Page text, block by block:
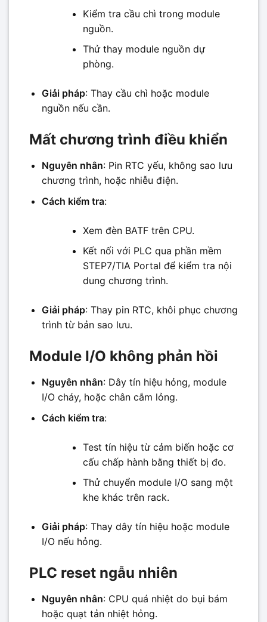
Kiểm tra cầu chì trong module
nguồn.
Thử thay module nguồn dự
phòng.
Giải pháp: Thay cầu chì hoặc module
nguồn nếu cần.
Mất chương trình điều khiển
Nguyên nhân: Pin RTC yếu, không sao lưu
chương trình, hoặc nhiễu điện.
Cách kiểm tra:
Xem đèn BATF trên CPU.
Kết nối với PLC qua phần mềm
STEP7/TIA Portal để kiểm tra nội
dung chương trình.
Giải pháp: Thay pin RTC, khôi phục chương
trình từ bản sao lưu.
Module I/O không phản hồi
Nguyên nhân: Dây tín hiệu hỏng, module
I/O cháy, hoặc chân cắm lỏng.
Cách kiểm tra:
Test tín hiệu từ cảm biến hoặc cơ
cấu chấp hành bằng thiết bị đo.
Thử chuyển module I/O sang một
khe khác trên rack.
Giải pháp: Thay dây tín hiệu hoặc module
I/O nếu hỏng.
PLC reset ngẫu nhiên
Nguyên nhân: CPU quá nhiệt do bụi bám
hoặc quạt tản nhiệt hỏng.